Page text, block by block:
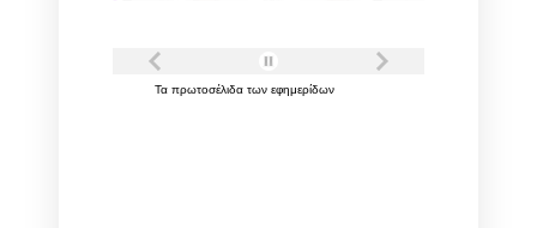
Τα πρωτοσέλιδα των εφημερίδων